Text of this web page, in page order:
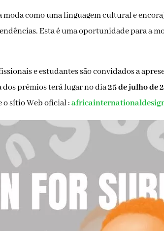
moda como uma linguagem cultural e
Esta é uma oportunidade para a
e estudantes são convidados a
prémios terá lugar no dia25 de julho de
o sítio Web oficial :